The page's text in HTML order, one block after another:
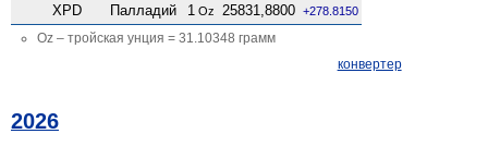
XPD Палладий 1 Oz 25831,8800 +278.8150
Oz – тройская унция = 31.10348 грамм
конвертер
2026